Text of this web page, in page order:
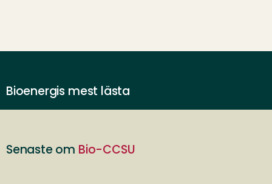
Bioenergis mest lästa
Senaste om Bio-CCSU